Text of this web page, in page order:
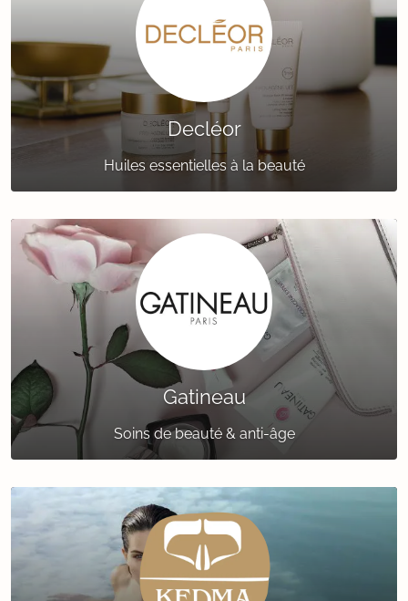
Decléor
Huiles essentielles à la beauté
Gatineau
Soins de beauté & anti-âge